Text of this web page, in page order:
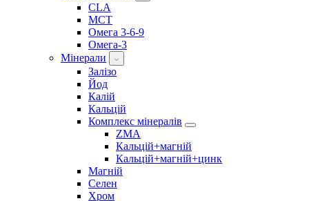
CLA
MCT
Омега 3-6-9
Омега-3
Мінерали
Залізо
Йод
Калій
Кальцій
Комплекс мінералів
ZMA
Кальцій+магній
Кальцій+магній+цинк
Магній
Селен
Хром